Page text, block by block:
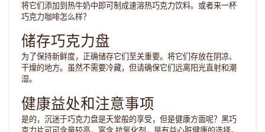
将它们添加到热牛奶中即可制成速溶热巧克力饮料。或者来一杯
巧克力咖啡怎么样？
储存巧克力盘
为了保持新鲜度，正确储存它们至关重要。将它们存放在阴凉、
干燥的地方。虽然不需要冷藏，但请确保它们远离阳光直射和潮
湿。
健康益处和注意事项
是的，沉迷于巧克力盘是天堂般的享受，但是健康方面呢？黑巧